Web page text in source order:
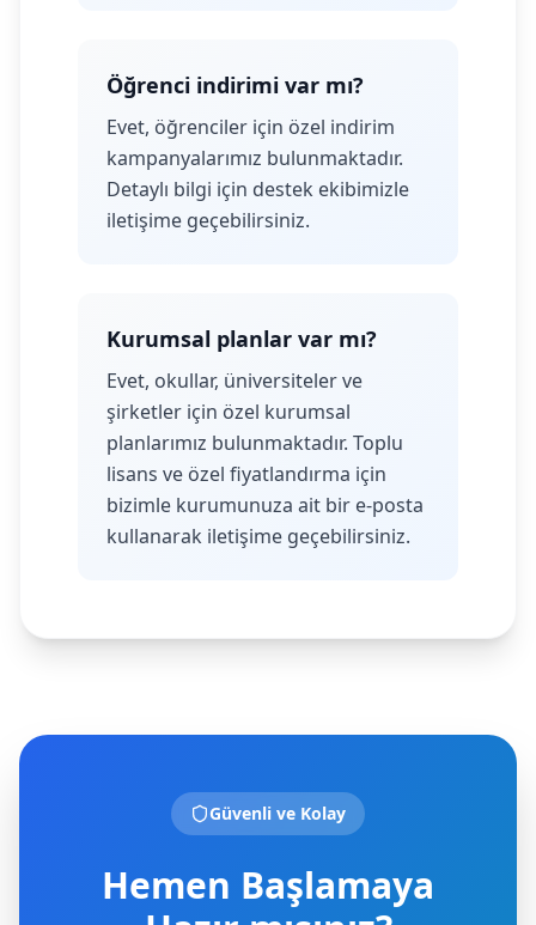
Öğrenci indirimi var mı?
Evet, öğrenciler için özel indirim
kampanyalarımız bulunmaktadır.
Detaylı bilgi için destek ekibimizle
iletişime geçebilirsiniz.
Kurumsal planlar var mı?
Evet, okullar, üniversiteler ve
şirketler için özel kurumsal
planlarımız bulunmaktadır. Toplu
lisans ve özel fiyatlandırma için
bizimle kurumunuza ait bir e-posta
kullanarak iletişime geçebilirsiniz.
Güvenli ve Kolay
Hemen Başlamaya